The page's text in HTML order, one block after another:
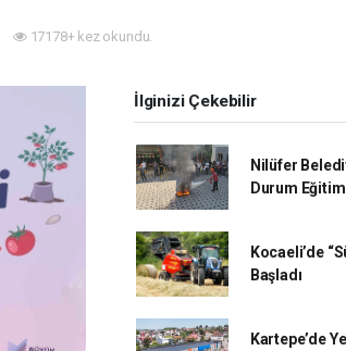
17178+ kez okundu.
İlginizi Çekebilir
Nilüfer
Durum
Kocaeli’de
Başladı
Kartepe’de